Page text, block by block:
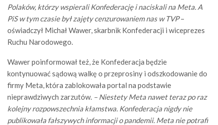
Polaków, którzy wspierali Konfederację i naciskali na Meta. A
PiS w tym czasie był zajęty cenzurowaniem nas w TVP–
oświadczył Michał Wawer, skarbnik Konfederacji i wiceprezes
Ruchu Narodowego.
Wawer poinformował też, że Konfederacja będzie
kontynuować sądową walkę o przeprosiny i odszkodowanie do
firmy Meta, która zablokowała portal na podstawie
nieprawdziwych zarzutów. – Niestety Meta nawet teraz po raz
kolejny rozpowszechnia kłamstwa. Konfederacja nigdy nie
publikowała fałszywych informacji o pandemii. Meta nie potrafi